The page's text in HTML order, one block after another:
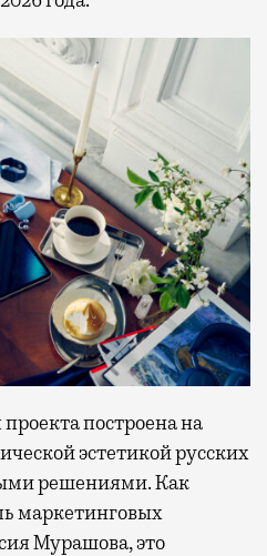
построена на
эстетикой русских
решениями. Как
маркетинговых
Мурашова, это